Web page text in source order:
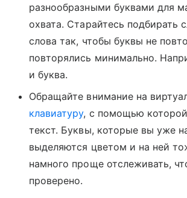
разнообразными буквами для
охвата. Старайтесь подбирать
слова так, чтобы буквы не
повторялись минимально.
и буква.
Обращайте внимание на
клавиатуру, с помощью
текст. Буквы, которые вы уже
выделяются цветом и на ней
намного проще отслеживать,
проверено.